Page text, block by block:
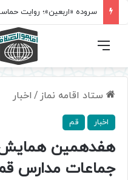
فهرست
ستاد اقامه نماز / اخبار
اخبار قم
هفدهمین
جماعات مدارس